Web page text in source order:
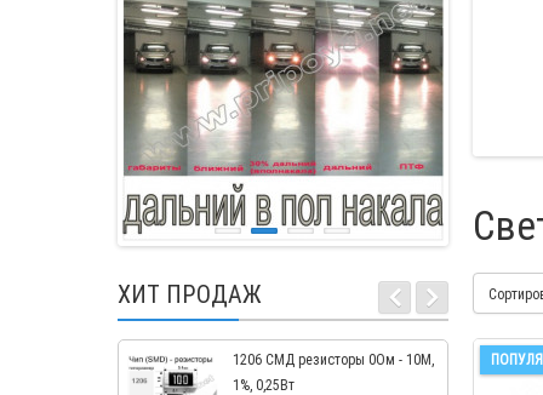
ХИТ ПРОДАЖ
1206 СМД резисторы 0Ом - 10M,
1%, 0,25Вт